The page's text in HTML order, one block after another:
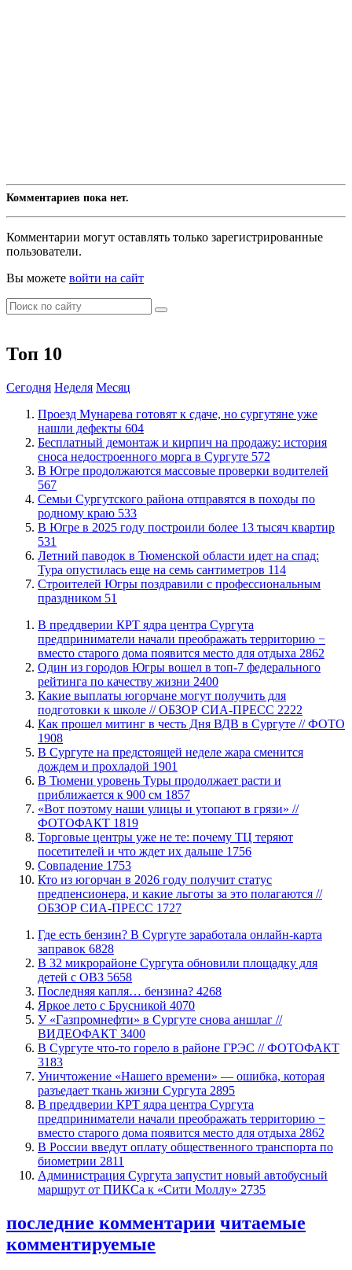
Комментариев пока нет.
Комментарии могут оставлять только зарегистрированные
пользователи.
Вы можете войти на сайт
Топ 10
Сегодня Неделя Месяц
​Проезд Мунарева готовят к сдаче, но сургутяне уже
нашли дефекты 604
​Бесплатный демонтаж и кирпич на продажу: история
сноса недостроенного морга в Сургуте 572
​В Югре продолжаются массовые проверки водителей
567
​Семьи Сургутского района отправятся в походы по
родному краю 533
​В Югре в 2025 году построили более 13 тысяч квартир
531
​Летний паводок в Тюменской области идет на спад:
Тура опустилась еще на семь сантиметров 114
​Строителей Югры поздравили с профессиональным
праздником 51
​В преддверии КРТ ядра центра Сургута
предприниматели начали преображать территорию −
вместо старого дома появится место для отдыха 2862
Один из городов Югры вошел в топ-7 федерального
рейтинга по качеству жизни 2400
Какие выплаты югорчане могут получить для
подготовки к школе // ОБЗОР СИА-ПРЕСС 2222
Как прошел митинг в честь Дня ВДВ в Сургуте // ФОТО
1908
В Сургуте на предстоящей неделе жара сменится
дождем и прохладой 1901
В Тюмени уровень Туры продолжает расти и
приближается к 900 см 1857
«Вот поэтому наши улицы и утопают в грязи» //
ФОТОФАКТ 1819
Торговые центры уже не те: почему ТЦ теряют
посетителей и что ждет их дальше 1756
​Совпадение 1753
Кто из югорчан в 2026 году получит статус
предпенсионера, и какие льготы за это полагаются //
ОБЗОР СИА-ПРЕСС 1727
​Где есть бензин? В Сургуте заработала онлайн-карта
заправок 6828
В 32 микрорайоне Сургута обновили площадку для
детей с ОВЗ 5658
​Последняя капля… бензина? 4268
Яркое лето с Брусникой 4070
У «Газпромнефти» в Сургуте снова аншлаг //
ВИДЕОФАКТ 3400
​В Сургуте что-то горело в районе ГРЭС // ФОТОФАКТ
3183
​Уничтожение «Нашего времени» — ошибка, которая
разъедает ткань жизни Сургута 2895
​В преддверии КРТ ядра центра Сургута
предприниматели начали преображать территорию −
вместо старого дома появится место для отдыха 2862
В России введут оплату общественного транспорта по
биометрии 2811
​Администрация Сургута запустит новый автобусный
маршрут от ПИКСа к «Сити Моллу» 2735
последние комментарии читаемые
комментируемые